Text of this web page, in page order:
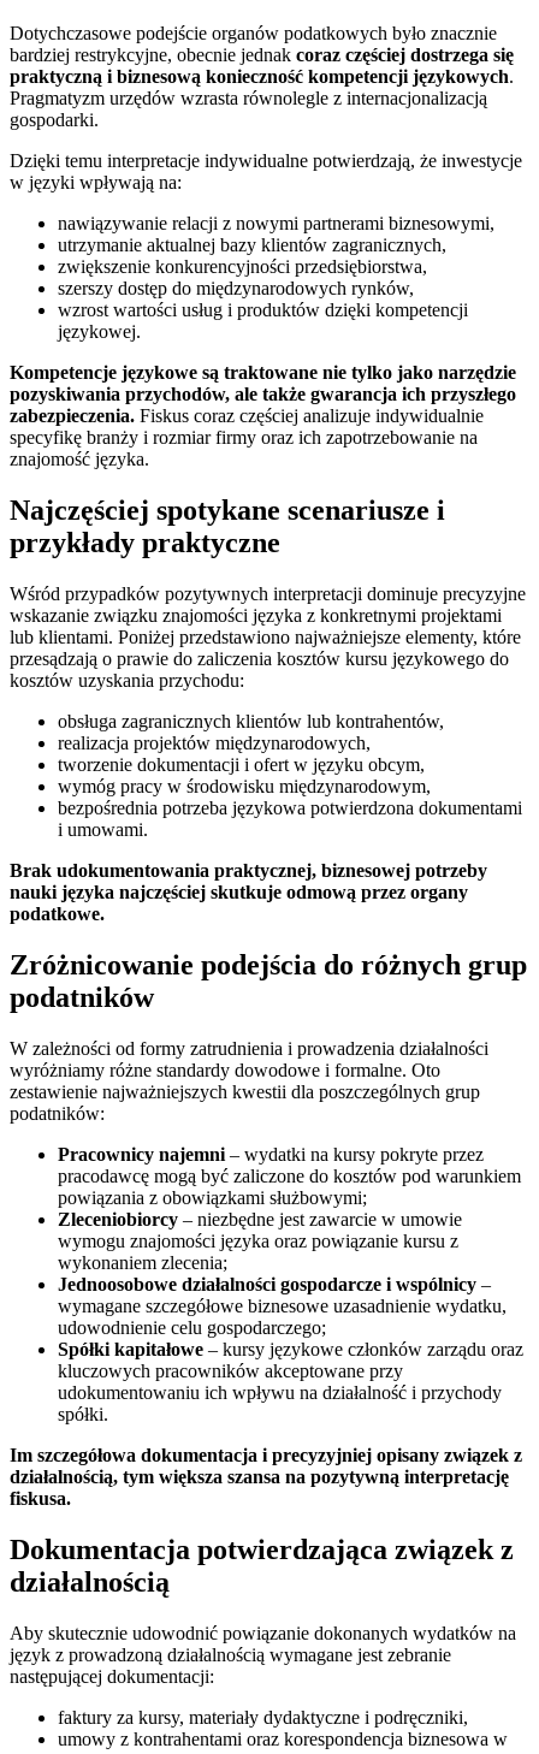
Dotychczasowe podejście organów podatkowych było znacznie
bardziej restrykcyjne, obecnie jednak coraz częściej dostrzega się
praktyczną i biznesową konieczność kompetencji językowych.
Pragmatyzm urzędów wzrasta równolegle z internacjonalizacją
gospodarki.
Dzięki temu interpretacje indywidualne potwierdzają, że inwestycje
w języki wpływają na:
nawiązywanie relacji z nowymi partnerami biznesowymi,
utrzymanie aktualnej bazy klientów zagranicznych,
zwiększenie konkurencyjności przedsiębiorstwa,
szerszy dostęp do międzynarodowych rynków,
wzrost wartości usług i produktów dzięki kompetencji
językowej.
Kompetencje językowe są traktowane nie tylko jako narzędzie
pozyskiwania przychodów, ale także gwarancja ich przyszłego
zabezpieczenia. Fiskus coraz częściej analizuje indywidualnie
specyfikę branży i rozmiar firmy oraz ich zapotrzebowanie na
znajomość języka.
Najczęściej spotykane scenariusze i
przykłady praktyczne
Wśród przypadków pozytywnych interpretacji dominuje precyzyjne
wskazanie związku znajomości języka z konkretnymi projektami
lub klientami. Poniżej przedstawiono najważniejsze elementy, które
przesądzają o prawie do zaliczenia kosztów kursu językowego do
kosztów uzyskania przychodu:
obsługa zagranicznych klientów lub kontrahentów,
realizacja projektów międzynarodowych,
tworzenie dokumentacji i ofert w języku obcym,
wymóg pracy w środowisku międzynarodowym,
bezpośrednia potrzeba językowa potwierdzona dokumentami
i umowami.
Brak udokumentowania praktycznej, biznesowej potrzeby
nauki języka najczęściej skutkuje odmową przez organy
podatkowe.
Zróżnicowanie podejścia do różnych grup
podatników
W zależności od formy zatrudnienia i prowadzenia działalności
wyróżniamy różne standardy dowodowe i formalne. Oto
zestawienie najważniejszych kwestii dla poszczególnych grup
podatników:
Pracownicy najemni – wydatki na kursy pokryte przez
pracodawcę mogą być zaliczone do kosztów pod warunkiem
powiązania z obowiązkami służbowymi;
Zleceniobiorcy – niezbędne jest zawarcie w umowie
wymogu znajomości języka oraz powiązanie kursu z
wykonaniem zlecenia;
Jednoosobowe działalności gospodarcze i wspólnicy –
wymagane szczegółowe biznesowe uzasadnienie wydatku,
udowodnienie celu gospodarczego;
Spółki kapitałowe – kursy językowe członków zarządu oraz
kluczowych pracowników akceptowane przy
udokumentowaniu ich wpływu na działalność i przychody
spółki.
Im szczegółowa dokumentacja i precyzyjniej opisany związek z
działalnością, tym większa szansa na pozytywną interpretację
fiskusa.
Dokumentacja potwierdzająca związek z
działalnością
Aby skutecznie udowodnić powiązanie dokonanych wydatków na
język z prowadzoną działalnością wymagane jest zebranie
następującej dokumentacji:
faktury za kursy, materiały dydaktyczne i podręczniki,
umowy z kontrahentami oraz korespondencja biznesowa w